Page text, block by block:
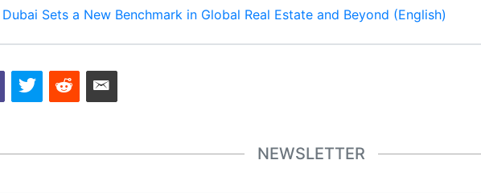
Dubai Sets a New Benchmark in Global Real Estate and Beyond (English)
NEWSLETTER